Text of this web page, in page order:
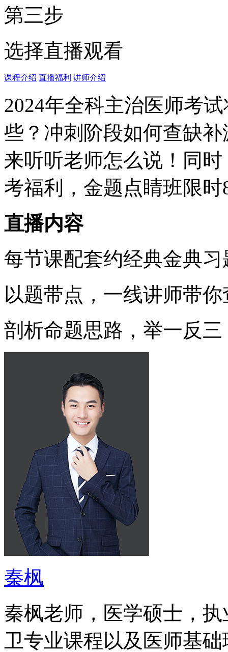
第三步
选择直播观看
课程介绍 直播福利 讲师介绍
2024年全科主治医师考
些？冲刺阶段如何查缺
来听听老师怎么说！同
考福利，金题点睛班限
直播内容
每节课配套约经典金典习
以题带点，一线讲师带
剖析命题思路，举一反
秦枫
秦枫老师，医学硕士，
卫专业课程以及医师基